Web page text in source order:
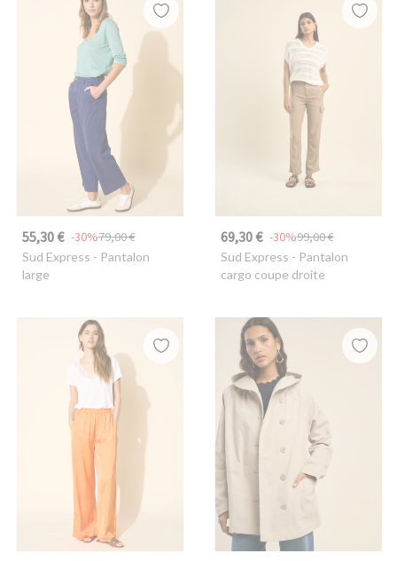
55,30 € 79,00 €
-30%
Sud Express - Pantalon
large
69,30 € 99,00 €
-30%
Sud Express - Pantalon
cargo coupe droite